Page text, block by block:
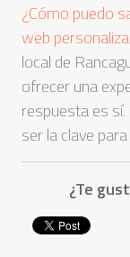
¿Cómo puedo
web
local de
ofrecer una
respuesta es
ser la clave
¿Te